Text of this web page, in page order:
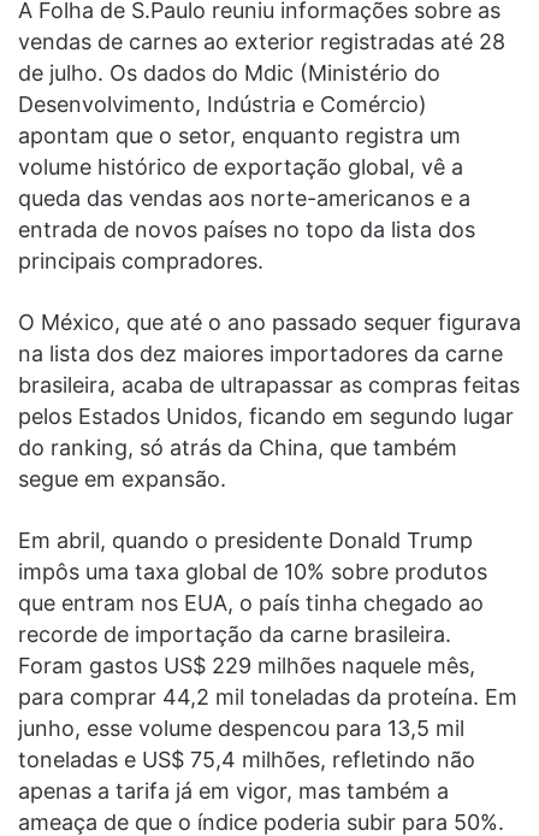
A Folha de S.Paulo reuniu informações sobre as
vendas de carnes ao exterior registradas até 28
de julho. Os dados do Mdic (Ministério do
Desenvolvimento, Indústria e Comércio)
apontam que o setor, enquanto registra um
volume histórico de exportação global, vê a
queda das vendas aos norte-americanos e a
entrada de novos países no topo da lista dos
principais compradores.
O México, que até o ano passado sequer figurava
na lista dos dez maiores importadores da carne
brasileira, acaba de ultrapassar as compras feitas
pelos Estados Unidos, ficando em segundo lugar
do ranking, só atrás da China, que também
segue em expansão.
Em abril, quando o presidente Donald Trump
impôs uma taxa global de 10% sobre produtos
que entram nos EUA, o país tinha chegado ao
recorde de importação da carne brasileira.
Foram gastos US$ 229 milhões naquele mês,
para comprar 44,2 mil toneladas da proteína. Em
junho, esse volume despencou para 13,5 mil
toneladas e US$ 75,4 milhões, refletindo não
apenas a tarifa já em vigor, mas também a
ameaça de que o índice poderia subir para 50%.